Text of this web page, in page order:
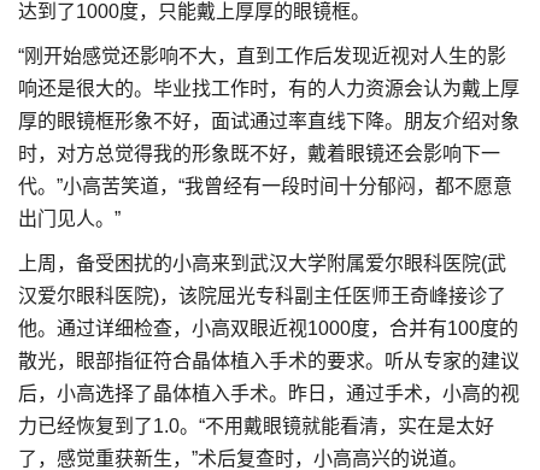
达到了1000度，只能戴上厚厚的眼镜框。
“刚开始感觉还影响不大，直到工作后发现近视对人生的影
响还是很大的。毕业找工作时，有的人力资源会认为戴上厚
厚的眼镜框形象不好，面试通过率直线下降。朋友介绍对象
时，对方总觉得我的形象既不好，戴着眼镜还会影响下一
代。”小高苦笑道，“我曾经有一段时间十分郁闷，都不愿意
出门见人。”
上周，备受困扰的小高来到武汉大学附属爱尔眼科医院(武
汉爱尔眼科医院)，该院屈光专科副主任医师王奇峰接诊了
他。通过详细检查，小高双眼近视1000度，合并有100度的
散光，眼部指征符合晶体植入手术的要求。听从专家的建议
后，小高选择了晶体植入手术。昨日，通过手术，小高的视
力已经恢复到了1.0。“不用戴眼镜就能看清，实在是太好
了，感觉重获新生，”术后复查时，小高高兴的说道。